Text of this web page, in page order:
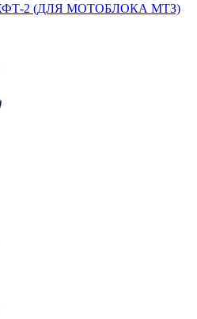
2 (ДЛЯ МОТОБЛОКА МТЗ)